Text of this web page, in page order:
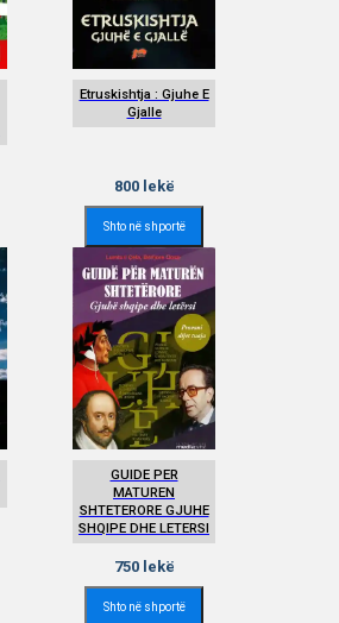
Etruskishtja : Gjuhe E
Gjalle
800lekë
Shto në shportë
GUIDE PER
MATUREN
SHTETERORE GJUHE
SHQIPE DHE LETERSI
750lekë
Shto në shportë